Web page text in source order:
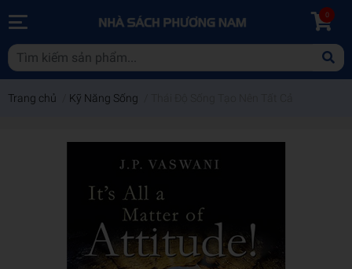
0
Trang chủ Kỹ Năng Sống